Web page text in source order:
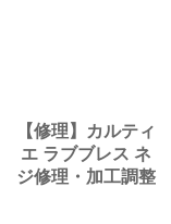
【修理】カルティ
エ ラブブレス ネ
ジ修理・加工調整